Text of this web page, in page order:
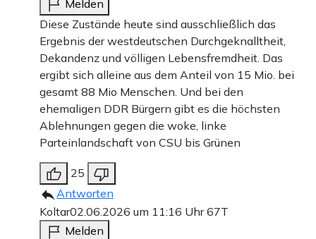
Melden
Diese Zustände heute sind ausschließlich das
Ergebnis der westdeutschen Durchgeknalltheit,
Dekandenz und völligen Lebensfremdheit. Das
ergibt sich alleine aus dem Anteil von 15 Mio. bei
gesamt 88 Mio Menschen. Und bei den
ehemaligen DDR Bürgern gibt es die höchsten
Ablehnungen gegen die woke, linke
Parteinlandschaft von CSU bis Grünen
25
Antworten
Koltar02.06.2026 um 11:16 Uhr67T
Melden